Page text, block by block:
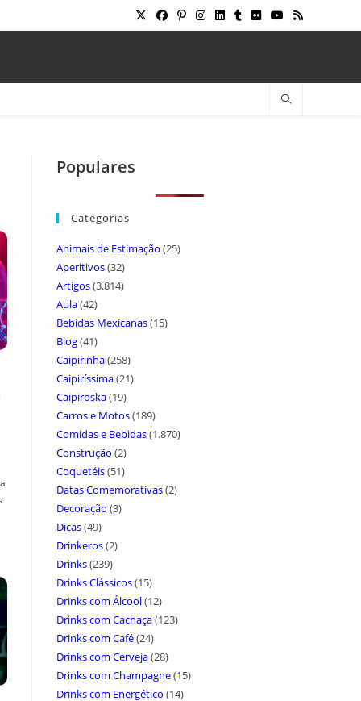
Populares
Categorias
Animais de Estimação (25)
Aperitivos(32)
Artigos(3.814)
Aula(42)
Bebidas Mexicanas(15)
Blog(41)
Caipirinha(258)
Caipiríssima(21)
Caipiroska(19)
Carros e Motos(189)
Comidas e Bebidas(1.870)
Construção (2)
Coquetéis(51)
Datas Comemorativas(2)
Decoração (3)
Dicas(49)
Drinkeros(2)
Drinks(239)
Drinks Clássicos(15)
Drinks com Álcool(12)
Drinks com Cachaça(123)
Drinks com Café(24)
Drinks com Cerveja(28)
Drinks com Champagne(15)
Drinks com Energético (14)